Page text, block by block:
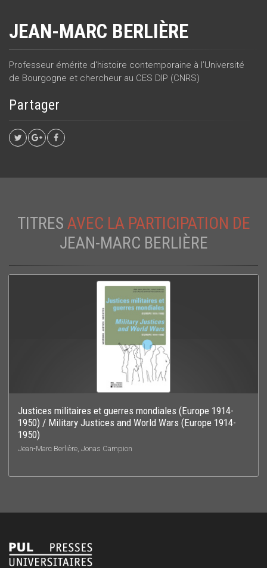
JEAN-MARC BERLIÈRE
Professeur émérite d'histoire contemporaine à l’Université
de Bourgogne et chercheur au CES DIP (CNRS)
Partager
TITRES AVEC LA PARTICIPATION DE
JEAN-MARC BERLIÈRE
Justices militaires et guerres mondiales (Europe 1914-
1950) / Military Justices and World Wars (Europe 1914-
1950)
Jean-Marc Berlière, Jonas Campion